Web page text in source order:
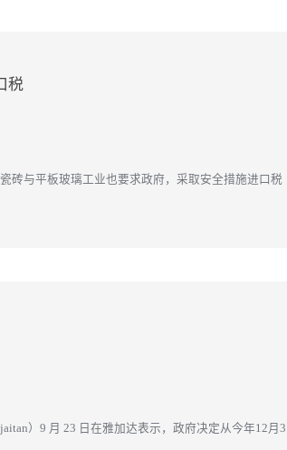
税
砖与平板玻璃工业也要求政府，采取安全措施进口
）9 月 23 日在雅加达表示，政府决定从今年12